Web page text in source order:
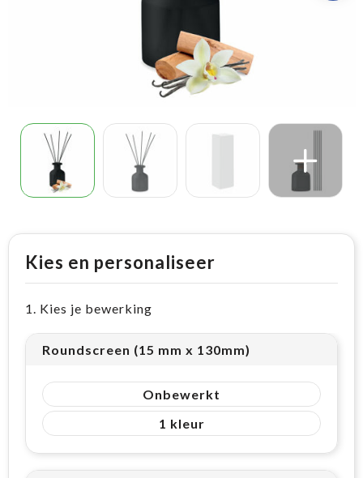
Kies en personaliseer
1. Kies je bewerking
Roundscreen (15 mm x 130mm)
Onbewerkt
1